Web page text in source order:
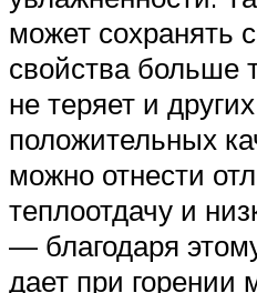
может сохранять
свойства больше
не теряет и
положительных
можно отнести
теплоотдачу и
— благодаря
дает при